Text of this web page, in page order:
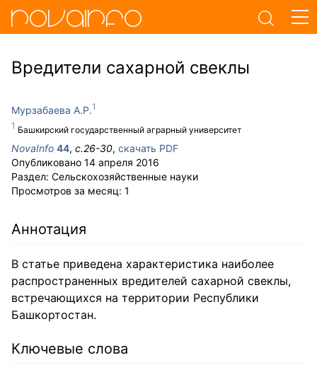
Вредители сахарной свеклы
Мурзабаева А.Р.
Башкирский государственный аграрный университет
NovaInfo 44, с.26-30, скачать PDF
Опубликовано 14 апреля 2016
Раздел: Сельскохозяйственные науки
Просмотров за месяц: 1
Аннотация
В статье приведена характеристика наиболее
распространенных вредителей сахарной свеклы,
встречающихся на территории Республики
Башкортостан.
Ключевые слова